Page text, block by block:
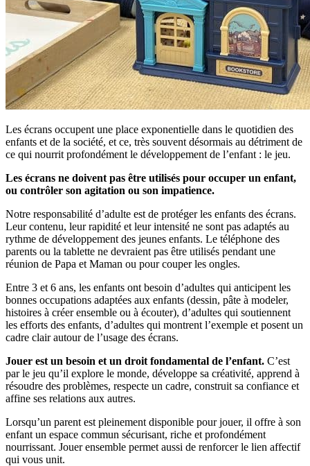
Les écrans occupent une place exponentielle dans le quotidien des
enfants et de la société, et ce, très souvent désormais au détriment de
ce qui nourrit profondément le développement de l’enfant : le jeu.
Les écrans ne doivent pas être utilisés pour occuper un enfant,
ou contrôler son agitation ou son impatience.
Notre responsabilité d’adulte est de protéger les enfants des écrans.
Leur contenu, leur rapidité et leur intensité ne sont pas adaptés au
rythme de développement des jeunes enfants. Le téléphone des
parents ou la tablette ne devraient pas être utilisés pendant une
réunion de Papa et Maman ou pour couper les ongles.
Entre 3 et 6 ans, les enfants ont besoin d’adultes qui anticipent les
bonnes occupations adaptées aux enfants (dessin, pâte à modeler,
histoires à créer ensemble ou à écouter), d’adultes qui soutiennent
les efforts des enfants, d’adultes qui montrent l’exemple et posent un
cadre clair autour de l’usage des écrans.
Jouer est un besoin et un droit fondamental de l’enfant. C’est
par le jeu qu’il explore le monde, développe sa créativité, apprend à
résoudre des problèmes, respecte un cadre, construit sa confiance et
affine ses relations aux autres.
Lorsqu’un parent est pleinement disponible pour jouer, il offre à son
enfant un espace commun sécurisant, riche et profondément
nourrissant. Jouer ensemble permet aussi de renforcer le lien affectif
qui vous unit.